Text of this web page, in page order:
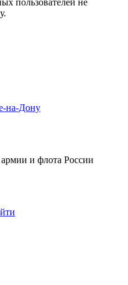
пользователей не
на-Дону
и флота России